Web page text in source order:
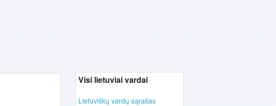
Visi lietuviai vardai
Lietuviškų vardų sąrašas